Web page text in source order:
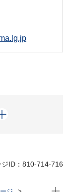
ジID：810-714-716
現在